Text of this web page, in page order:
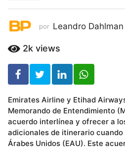
ñ
s
por Leandro Dahlman
2k views
Emirates Airline y Etihad
Memorando de Entendimiento
acuerdo interlínea y ofrecer a
adicionales de itinerario
Árabes Unidos (EAU). Este